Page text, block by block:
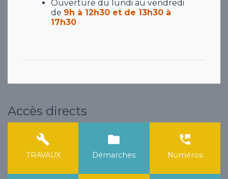
Ouverture du lundi au vendredi
de 9h à 12h30 et de 13h30 à
17h30
Accès directs
build
TRAVAUX
folder
Démarches
perm_phone_msg
Numéros